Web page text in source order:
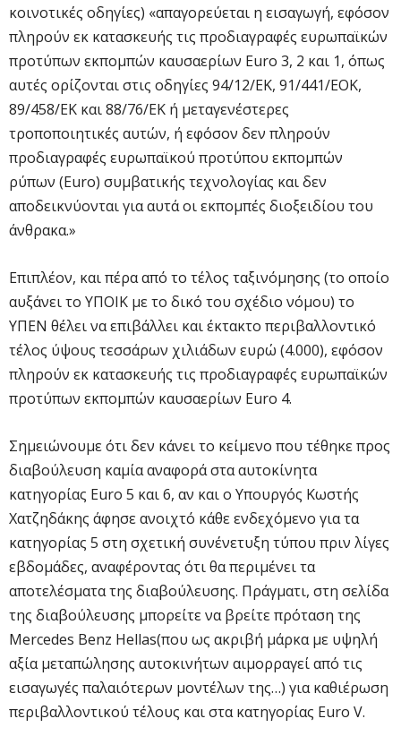
κοινοτικές οδηγίες) «απαγορεύεται η εισαγωγή, εφόσον
πληρούν εκ κατασκευής τις προδιαγραφές ευρωπαϊκών
προτύπων εκπομπών καυσαερίων Euro 3, 2 και 1, όπως
αυτές ορίζονται στις οδηγίες 94/12/ΕΚ, 91/441/ΕΟΚ,
89/458/ΕΚ και 88/76/ΕΚ ή μεταγενέστερες
τροποποιητικές αυτών, ή εφόσον δεν πληρούν
προδιαγραφές ευρωπαϊκού προτύπου εκπομπών
ρύπων (Euro) συμβατικής τεχνολογίας και δεν
αποδεικνύονται για αυτά οι εκπομπές διοξειδίου του
άνθρακα.»
Επιπλέον, και πέρα από το τέλος ταξινόμησης (το οποίο
αυξάνει το ΥΠΟΙΚ με το δικό του σχέδιο νόμου) το
ΥΠΕΝ θέλει να επιβάλλει και έκτακτο περιβαλλοντικό
τέλος ύψους τεσσάρων χιλιάδων ευρώ (4.000), εφόσον
πληρούν εκ κατασκευής τις προδιαγραφές ευρωπαϊκών
προτύπων εκπομπών καυσαερίων Euro 4.
Σημειώνουμε ότι δεν κάνει το κείμενο που τέθηκε προς
διαβούλευση καμία αναφορά στα αυτοκίνητα
κατηγορίας Euro 5 και 6, αν και ο Υπουργός Κωστής
Χατζηδάκης άφησε ανοιχτό κάθε ενδεχόμενο για τα
κατηγορίας 5 στη σχετική συνένετυξη τύπου πριν λίγες
εβδομάδες, αναφέροντας ότι θα περιμένει τα
αποτελέσματα της διαβούλευσης. Πράγματι, στη σελίδα
της διαβούλευσης μπορείτε να βρείτε πρόταση της
Mercedes Benz Hellas(που ως ακριβή μάρκα με υψηλή
αξία μεταπώλησης αυτοκινήτων αιμορραγεί από τις
εισαγωγές παλαιότερων μοντέλων της…) για καθιέρωση
περιβαλλοντικού τέλους και στα κατηγορίας Euro V.